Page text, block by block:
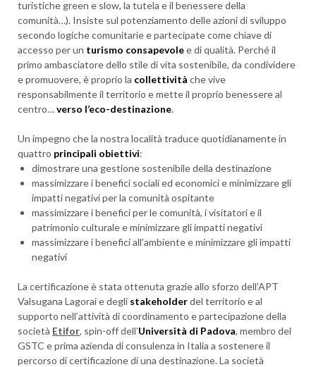
turistiche green e slow, la tutela e il benessere della
comunità…). Insiste sul potenziamento delle azioni di sviluppo
secondo logiche comunitarie e partecipate come chiave di
accesso per un turismo consapevolee di qualità. Perché il
primo ambasciatore dello stile di vita sostenibile, da condividere
e promuovere, è proprio la collettività che vive
responsabilmente il territorio e mette il proprio benessere al
centro…verso l’eco-destinazione.
Un impegno che la nostra località traduce quotidianamente in
quattro principali obiettivi:
dimostrare una gestione sostenibile della destinazione
massimizzare i benefici sociali ed economici e minimizzare gli
impatti negativi per la comunità ospitante
massimizzare i benefici per le comunità, i visitatori e il
patrimonio culturale e minimizzare gli impatti negativi
massimizzare i benefici all’ambiente e minimizzare gli impatti
negativi
La certificazione è stata ottenuta grazie allo sforzo dell’APT
Valsugana Lagorai e degli stakeholderdel territorio e al
supporto nell’attività di coordinamento e partecipazione della
società Etifor, spin-off dell’Università di Padova, membro del
GSTC e prima azienda di consulenza in Italia a sostenere il
percorso di certificazione di una destinazione. La società